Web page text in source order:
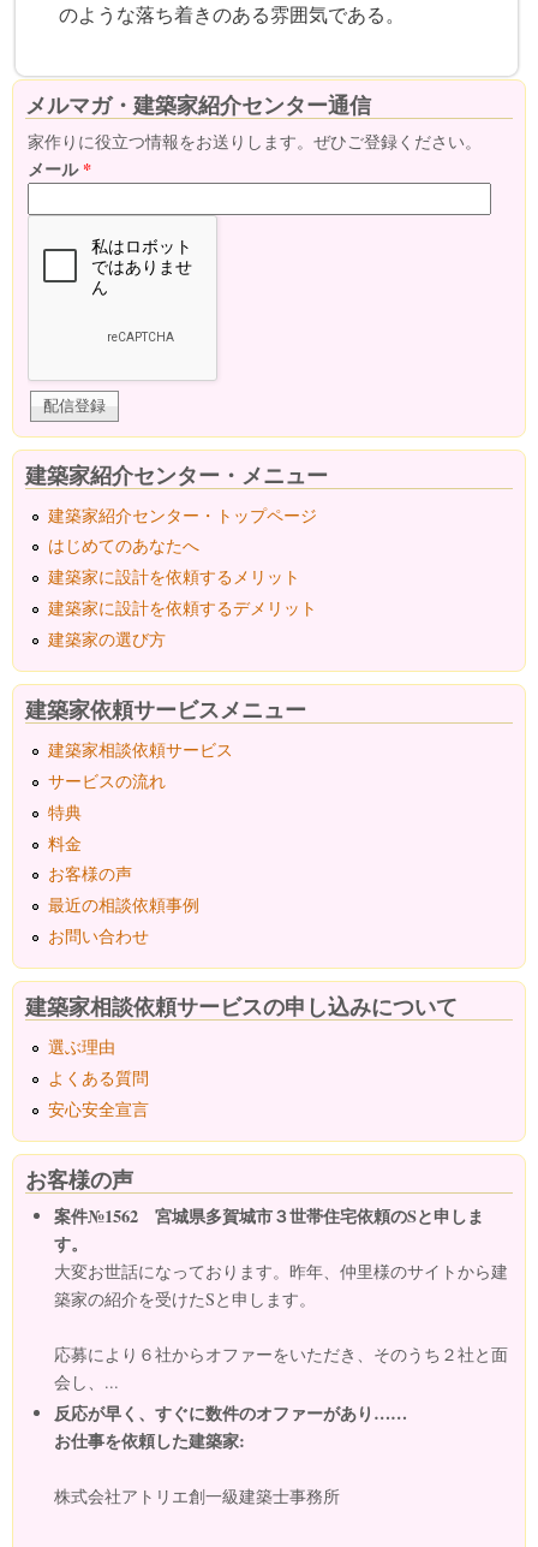
のような落ち着きのある雰囲気である。
メルマガ・建築家紹介センター通信
家作りに役立つ情報をお送りします。ぜひご登録ください。
メール*
建築家紹介センター・メニュー
建築家紹介センター・トップページ
はじめてのあなたへ
建築家に設計を依頼するメリット
建築家に設計を依頼するデメリット
建築家の選び方
建築家依頼サービスメニュー
建築家相談依頼サービス
サービスの流れ
特典
料金
お客様の声
最近の相談依頼事例
お問い合わせ
建築家相談依頼サービスの申し込みについて
選ぶ理由
よくある質問
安心安全宣言
お客様の声
案件№1562 宮城県多賀城市３世帯住宅依頼のSと申しま
す。
大変お世話になっております。昨年、仲里様のサイトから建
築家の紹介を受けたSと申します。
応募により６社からオファーをいただき、そのうち２社と面
会し、...
反応が早く、すぐに数件のオファーがあり……
お仕事を依頼した建築家:
株式会社アトリエ創一級建築士事務所